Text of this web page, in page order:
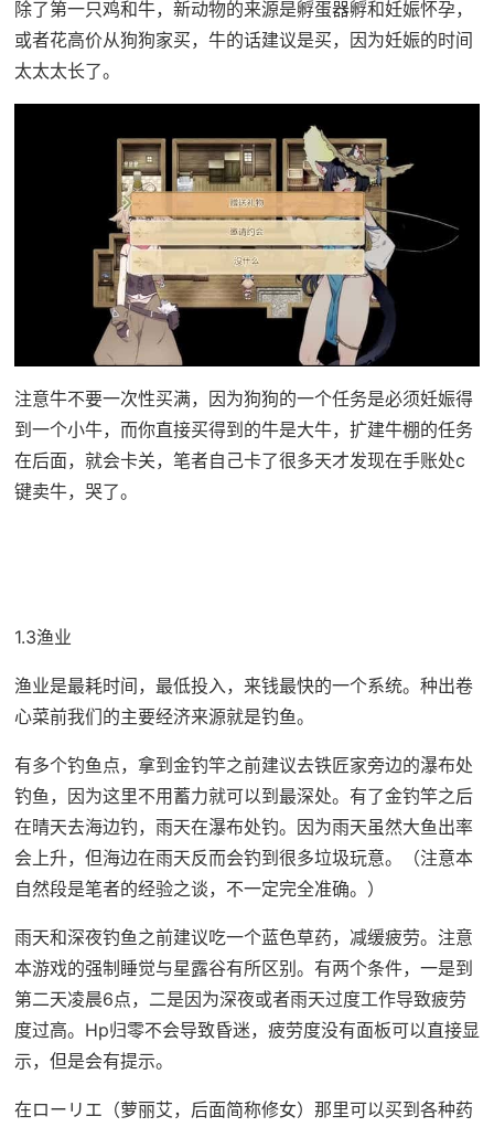
除了第一只鸡和牛，新动物的来源是孵蛋器孵和妊娠怀孕，
或者花高价从狗狗家买，牛的话建议是买，因为妊娠的时间
太太太长了。
注意牛不要一次性买满，因为狗狗的一个任务是必须妊娠得
到一个小牛，而你直接买得到的牛是大牛，扩建牛棚的任务
在后面，就会卡关，笔者自己卡了很多天才发现在手账处c
键卖牛，哭了。
1.3渔业
渔业是最耗时间，最低投入，来钱最快的一个系统。种出卷
心菜前我们的主要经济来源就是钓鱼。
有多个钓鱼点，拿到金钓竿之前建议去铁匠家旁边的瀑布处
钓鱼，因为这里不用蓄力就可以到最深处。有了金钓竿之后
在晴天去海边钓，雨天在瀑布处钓。因为雨天虽然大鱼出率
会上升，但海边在雨天反而会钓到很多垃圾玩意。（注意本
自然段是笔者的经验之谈，不一定完全准确。）
雨天和深夜钓鱼之前建议吃一个蓝色草药，减缓疲劳。注意
本游戏的强制睡觉与星露谷有所区别。有两个条件，一是到
第二天凌晨6点，二是因为深夜或者雨天过度工作导致疲劳
度过高。Hp归零不会导致昏迷，疲劳度没有面板可以直接显
示，但是会有提示。
在ローリエ（萝丽艾，后面简称修女）那里可以买到各种药